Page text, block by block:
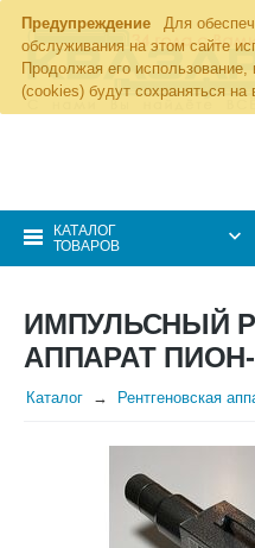
Предупреждение
Для
обслуживания на этом сайте
Продолжая его
(cookies) будут сохраняться
КАТАЛОГ
ТОВАРОВ
ИМПУЛЬСНЫЙ
АППАРАТ
Каталог Рентгеновская